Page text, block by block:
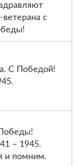
с
С Победой!
– 1945.
и помним.